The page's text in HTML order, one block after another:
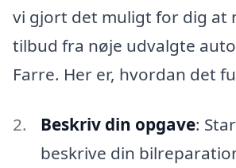
vi gjort det muligt for dig at
tilbud fra nøje udvalgte
Farre. Her er, hvordan det
Beskriv din opgave:
beskrive din